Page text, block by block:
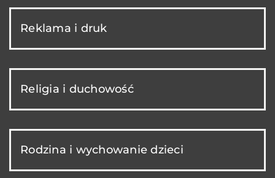
Reklama i druk
Religia i duchowość
Rodzina i wychowanie dzieci